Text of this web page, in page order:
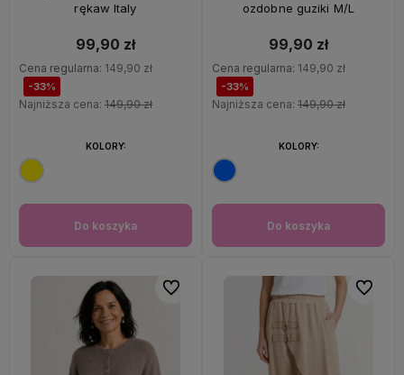
rękaw Italy
99,90 zł
Cena regularna: 149,90 zł
-33%
Najniższa cena: 149,90 zł
Do koszyka
KOLORY:
ozdobne guziki M/L
99,90 zł
Cena regularna: 149,90 zł
-33%
Najniższa cena: 149,90 zł
Do koszyka
KOLORY:
Do ulubionych Do